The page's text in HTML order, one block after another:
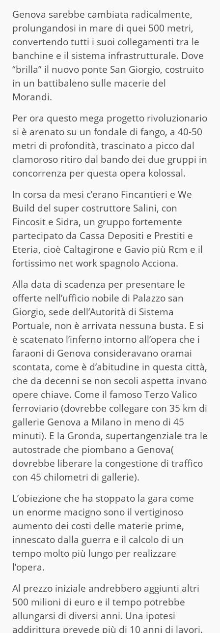
Genova sarebbe cambiata radicalmente,
prolungandosi in mare di quei 500 metri,
convertendo tutti i suoi collegamenti tra le
banchine e il sistema infrastrutturale. Dove
“brilla” il nuovo ponte San Giorgio, costruito
in un battibaleno sulle macerie del
Morandi.
Per ora questo mega progetto rivoluzionario
si è arenato su un fondale di fango, a 40-50
metri di profondità, trascinato a picco dal
clamoroso ritiro dal bando dei due gruppi in
concorrenza per questa opera kolossal.
In corsa da mesi c’erano Fincantieri e We
Build del super costruttore Salini, con
Fincosit e Sidra, un gruppo fortemente
partecipato da Cassa Depositi e Prestiti e
Eteria, cioè Caltagirone e Gavio più Rcm e il
fortissimo net work spagnolo Acciona.
Alla data di scadenza per presentare le
offerte nell’ufficio nobile di Palazzo san
Giorgio, sede dell’Autorità di Sistema
Portuale, non è arrivata nessuna busta. E si
è scatenato l’inferno intorno all’opera che i
faraoni di Genova consideravano oramai
scontata, come è d’abitudine in questa città,
che da decenni se non secoli aspetta invano
opere chiave. Come il famoso Terzo Valico
ferroviario (dovrebbe collegare con 35 km di
gallerie Genova a Milano in meno di 45
minuti). E la Gronda, supertangenziale tra le
autostrade che piombano a Genova(
dovrebbe liberare la congestione di traffico
con 45 chilometri di gallerie).
L’obiezione che ha stoppato la gara come
un enorme macigno sono il vertiginoso
aumento dei costi delle materie prime,
innescato dalla guerra e il calcolo di un
tempo molto più lungo per realizzare
l’opera.
Al prezzo iniziale andrebbero aggiunti altri
500 milioni di euro e il tempo potrebbe
allungarsi di diversi anni. Una ipotesi
addirittura prevede più di 10 anni di lavori.